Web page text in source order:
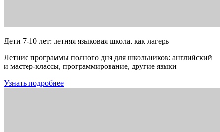
Дети 7-10 лет: летняя языковая школа, как лагерь
Летние программы полного дня для школьников: английский
и мастер-классы, программирование, другие языки
Узнать подробнее